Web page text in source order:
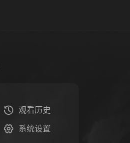
观看历史
系统设置